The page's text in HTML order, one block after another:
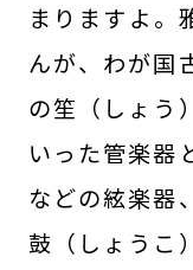
まりますよ。
んが、わが国
の笙（しょう
いった管楽器
などの絃楽器
鼓（しょうこ